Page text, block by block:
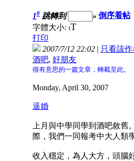
1# 跳轉到 » 倒序看帖
字體大小: tT
打印
2007/7/12 22:02 | 只看該
酒吧, 好朋友
很有意思的一篇文章，轉載至此。
Monday, April 30, 2007
逼婚
上月與中學同學到酒吧敘
際，我們一同報考中大人類
收入穩定，為人大方，頭腦